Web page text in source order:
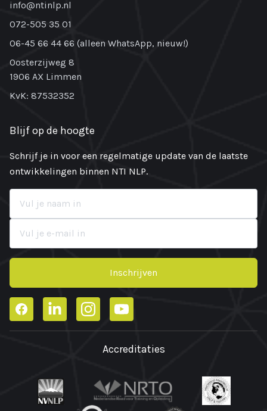
info@ntinlp.nl
072-505 35 01
06-45 66 44 66 (alleen WhatsApp, nieuw!)
Oosterzijweg 8
1906 AX Limmen
KvK: 87532352
Blijf op de hoogte
Schrijf je in voor een regelmatige update van de laatste
ontwikkelingen binnen NTI NLP.
Inschrijven
FacebookLinkedInInstagramYouTube
Accreditaties